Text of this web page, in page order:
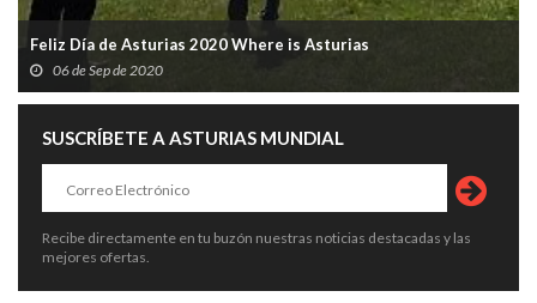
Feliz Día de Asturias 2020 Where is Asturias
06 de Sep de 2020
SUSCRÍBETE A ASTURIAS MUNDIAL
Recibe directamente en tu buzón nuestras noticias destacadas y las
mejores ofertas.